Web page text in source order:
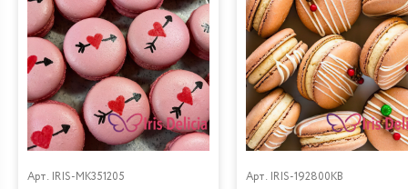
Арт. IRIS-MK351205 Арт. IRIS-192800KB